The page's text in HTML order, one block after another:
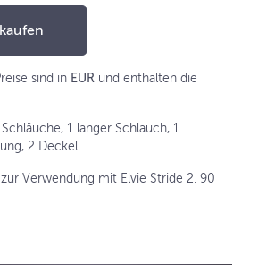
sind in EUR und enthalten die
1 langer Schlauch, 1
2 Deckel
Verwendung mit Elvie Stride 2. 90